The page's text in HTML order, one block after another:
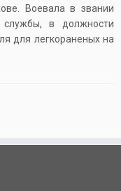
Воевала в звании
службы, в должности
для легкораненых на